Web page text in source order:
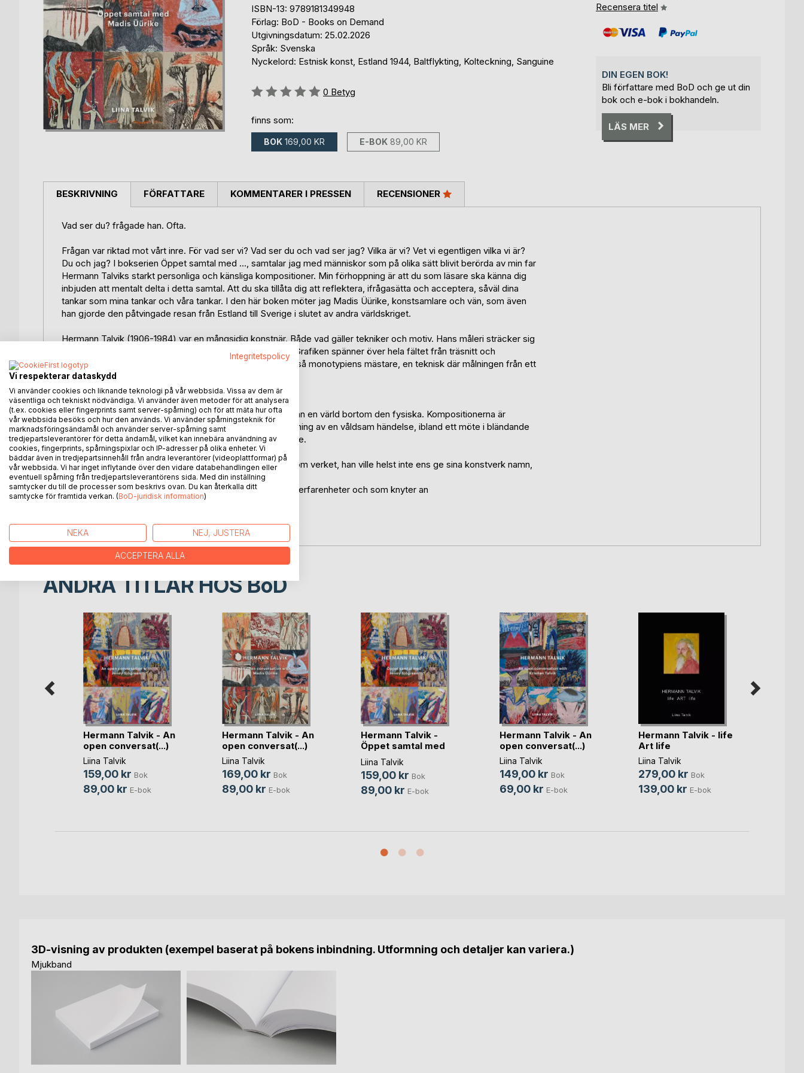
ISBN-13: 9789181349948
Förlag: BoD - Books on Demand
Utgivningsdatum: 25.02.2026
Språk: Svenska
Nyckelord: Estnisk konst, Estland 1944, Baltflykting, Kolteckning, Sanguine
Betyg::
0 Betyg
finns som:
BOK 169,00 KR E-BOK 89,00 KR
Recensera titel
DIN EGEN BOK!
Bli författare med BoD och ge ut din
bok och e-bok i bokhandeln.
LÄS MER
BESKRIVNING
Vad ser du? frågade han. Ofta.
Frågan var riktad mot vårt inre. För vad ser vi? Vad ser du och vad ser jag? Vilka är vi? Vet vi egentligen vilka vi är?
Du och jag? I bokserien Öppet samtal med ..., samtalar jag med människor som på olika sätt blivit berörda av min far
Hermann Talviks starkt personliga och känsliga kompositioner. Min förhoppning är att du som läsare ska känna dig
inbjuden att mentalt delta i detta samtal. Att du ska tillåta dig att reflektera, ifrågasätta och acceptera, såväl dina
tankar som mina tankar och våra tankar. I den här boken möter jag Madis Üürike, konstsamlare och vän, som även
han gjorde den påtvingade resan från Estland till Sverige i slutet av andra världskriget.
Hermann Talvik (1906-1984) var en mångsidig konstnär. Både vad gäller tekniker och motiv. Hans måleri sträcker sig
från lyriska landskap till kompositioner av andlig karaktär. Grafiken spänner över hela fältet från träsnitt och
linoleumsnitt till torrnålsgravyrer och etsningar. Han är också monotypiens mästare, en teknisk där målningen från ett
plant underlag trycks i ett
enda exemplar.
En stor del av hans konst har sitt ursprung i upplevelser från en värld bortom den fysiska. Kompositionerna är
laddade med ett komplext symbolspråk, ibland en gestaltning av en våldsam händelse, ibland ett möte i bländande
ljus, andra verk kan vara en illustration av en bibelberättelse.
Han ville inte berätta om sin egen vision, vad som låg bakom verket, han ville helst inte ens ge sina konstverk namn,
eftersom han menade att det skulle stå i vägen för våra
personliga tolkningar. Tolkningar som färgas av våra unika erfarenheter och som knyter an
till vår egen själsliga närvaro.
Vad ser du?
FÖRFATTARE KOMMENTARER I PRESSEN RECENSIONER
ANDRA TITLAR HOSBoD
Hermann Talvik - An
open conversat(...)
Liina Talvik
159,00 kr Bok
89,00 kr E-bok
Hermann Talvik - An
open conversat(...)
Liina Talvik
169,00 kr Bok
89,00 kr E-bok
Hermann Talvik -
Öppet samtal med
(...)
Liina Talvik
159,00 kr Bok
89,00 kr E-bok
Hermann Talvik - An
open conversat(...)
Liina Talvik
149,00 kr Bok
69,00 kr E-bok
Hermann Talvik - life
Art life
Liina Talvik
279,00 kr Bok
139,00 kr E-bok
3D-visning av produkten (exempel baserat på bokens inbindning. Utformning och detaljer kan variera.)
Mjukband
Integritetspolicy
Vi respekterar dataskydd
Vi använder cookies och liknande teknologi på vår webbsida. Vissa av dem är
väsentliga och tekniskt nödvändiga. Vi använder även metoder för att analysera
(t.ex. cookies eller fingerprints samt server-spårning) och för att mäta hur ofta
vår webbsida besöks och hur den används. Vi använder spårningsteknik för
marknadsföringsändamål och använder server-spårning samt
tredjepartsleverantörer för detta ändamål, vilket kan innebära användning av
cookies, fingerprints, spårningspixlar och IP-adresser på olika enheter. Vi
bäddar även in tredjepartsinnehåll från andra leverantörer (videoplattformar) på
vår webbsida. Vi har inget inflytande över den vidare databehandlingen eller
eventuell spårning från tredjepartsleverantörens sida. Med din inställning
samtycker du till de processer som beskrivs ovan. Du kan återkalla ditt
samtycke för framtida verkan. (BoD-juridisk information)
NEKA NEJ, JUSTERA
ACCEPTERA ALLA